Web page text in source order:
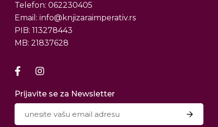
Telefon: 062230405
Email: info@knjizaraimperativ.rs
PIB: 113278443
MB: 21837628
Prijavite se za Newsletter